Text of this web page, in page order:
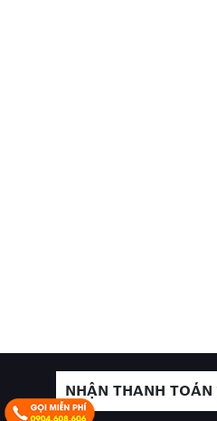
NHẬN THANH TOÁN